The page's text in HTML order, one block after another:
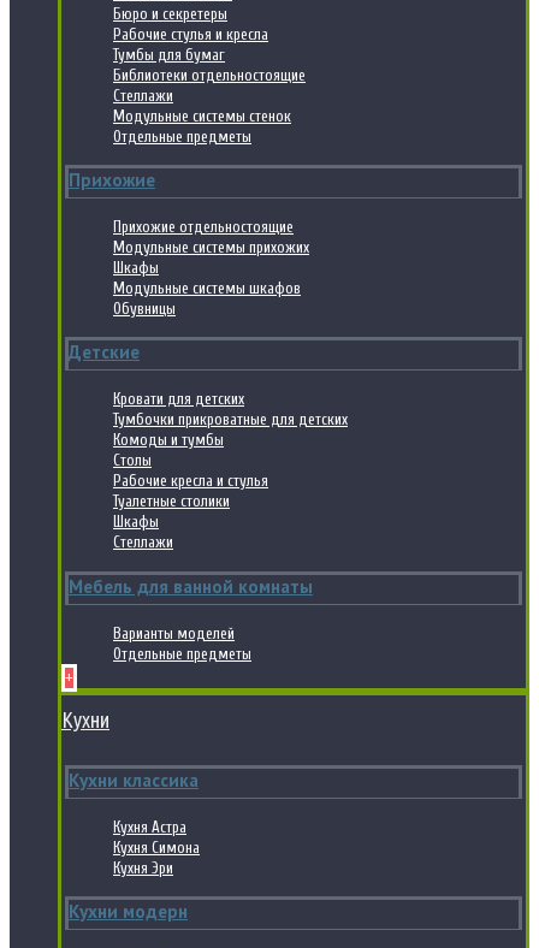
Бюро и секретеры
Рабочие стулья и кресла
Тумбы для бумаг
Библиотеки отдельностоящие
Стеллажи
Модульные системы стенок
Отдельные предметы
Прихожие
Прихожие отдельностоящие
Модульные системы прихожих
Шкафы
Модульные системы шкафов
Обувницы
Детские
Кровати для детских
Тумбочки прикроватные для детских
Комоды и тумбы
Столы
Рабочие кресла и стулья
Туалетные столики
Шкафы
Стеллажи
Мебель для ванной комнаты
Варианты моделей
Отдельные предметы
+
Кухни
Кухни классика
Кухня Астра
Кухня Симона
Кухня Эри
Кухни модерн